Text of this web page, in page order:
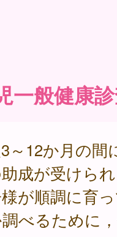
一般健康
～12か月の間
成が受けられ
が順調に育
べるために